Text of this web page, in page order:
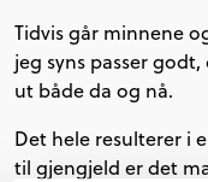
Tidvis går minnene
jeg syns passer
ut både da og nå.
Det hele resulterer i
til gjengjeld er det